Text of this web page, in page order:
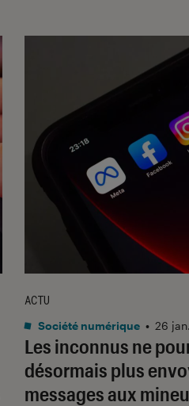
Les inconnus ne
désormais plus
messages aux
ACTU
Société numérique • 26